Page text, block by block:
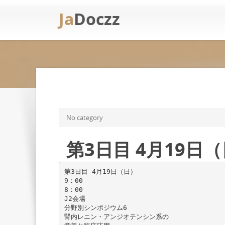
JaDoczz
No category
第3日目 4月19日
第3日目 4月19日（日）
9：00
8：00
J2会場
分野別シンポジウム6
腎内レニン・アンジオテンシン系の